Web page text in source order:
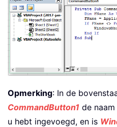
Opmerking: In de
CommandButton1 de
u hebt ingevoegd, en is